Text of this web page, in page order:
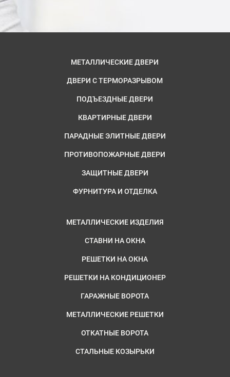
МЕТАЛЛИЧЕСКИЕ ДВЕРИ
ДВЕРИ С ТЕРМОРАЗРЫВОМ
ПОДЪЕЗДНЫЕ ДВЕРИ
КВАРТИРНЫЕ ДВЕРИ
ПАРАДНЫЕ ЭЛИТНЫЕ ДВЕРИ
ПРОТИВОПОЖАРНЫЕ ДВЕРИ
ЗАЩИТНЫЕ ДВЕРИ
ФУРНИТУРА И ОТДЕЛКА
МЕТАЛЛИЧЕСКИЕ ИЗДЕЛИЯ
СТАВНИ НА ОКНА
РЕШЕТКИ НА ОКНА
РЕШЕТКИ НА КОНДИЦИОНЕР
ГАРАЖНЫЕ ВОРОТА
МЕТАЛЛИЧЕСКИЕ РЕШЕТКИ
ОТКАТНЫЕ ВОРОТА
СТАЛЬНЫЕ КОЗЫРЬКИ